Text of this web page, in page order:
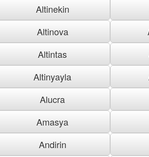
Altinekin
Altinova
Altintas
Altinyayla
Alucra
Amasya
Andirin